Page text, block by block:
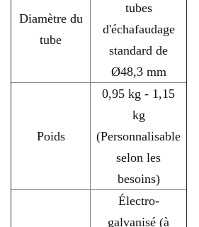
Diamètre du
tube
tubes
d'échafaudage
standard de
Ø48,3 mm
Poids
0,95 kg - 1,15
kg
(Personnalisable
selon les
besoins)
Électro-
galvanisé (à